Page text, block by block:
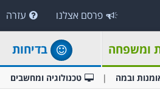
פרסם אצלנו עזרה
ומשפחה בדיחות
ובמה טכנולוגיה ומחשבים